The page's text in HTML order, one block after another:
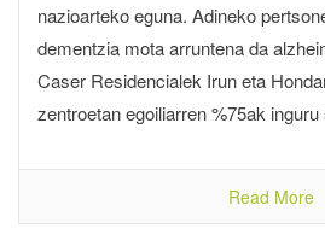
nazioarteko eguna. Adineko
dementzia mota arruntena da
Caser Residencialek Irun eta
zentroetan egoiliarren %75ak
Read More